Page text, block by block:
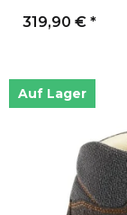
319,90 € *
Auf Lager